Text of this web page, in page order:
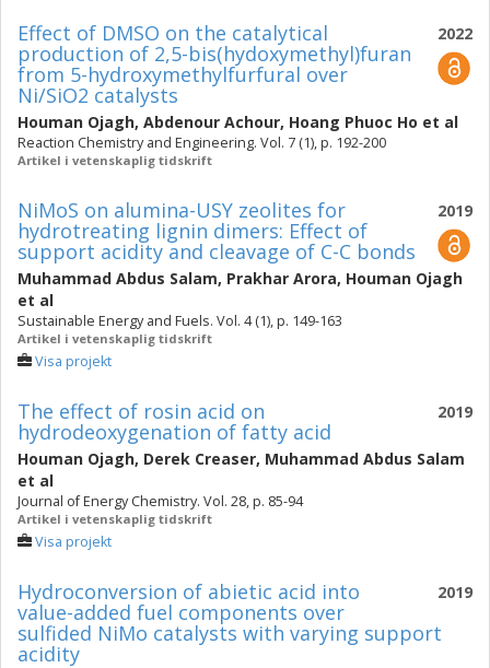
2022
Effect of DMSO on the catalytical
production of 2,5-bis(hydoxymethyl)furan
from 5-hydroxymethylfurfural over
Ni/SiO2 catalysts
Houman Ojagh, Abdenour Achour, Hoang Phuoc Ho et al
Reaction Chemistry and Engineering. Vol. 7 (1), p. 192-200
Artikel i vetenskaplig tidskrift
2019
NiMoS on alumina-USY zeolites for
hydrotreating lignin dimers: Effect of
support acidity and cleavage of C-C bonds
Muhammad Abdus Salam, Prakhar Arora, Houman Ojagh
et al
Sustainable Energy and Fuels. Vol. 4 (1), p. 149-163
Artikel i vetenskaplig tidskrift
Visa projekt
2019
The effect of rosin acid on
hydrodeoxygenation of fatty acid
Houman Ojagh, Derek Creaser, Muhammad Abdus Salam
et al
Journal of Energy Chemistry. Vol. 28, p. 85-94
Artikel i vetenskaplig tidskrift
Visa projekt
2019
Hydroconversion of abietic acid into
value-added fuel components over
sulfided NiMo catalysts with varying support
acidity